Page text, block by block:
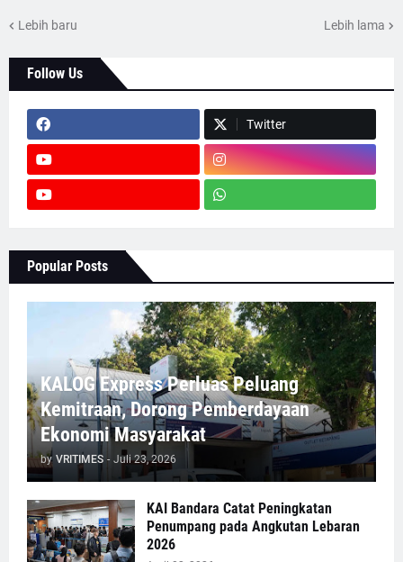
Lebih baru Lebih lama
Follow Us
Twitter
Popular Posts
KALOG Express Perluas Peluang
Kemitraan, Dorong Pemberdayaan
Ekonomi Masyarakat
by VRITIMES - Juli 23, 2026
KAI Bandara Catat Peningkatan
Penumpang pada Angkutan Lebaran
2026